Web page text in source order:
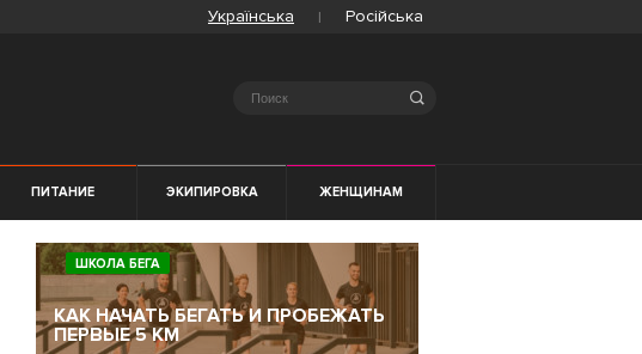
Українська Російська
Search
ПИТАНИЕ ЭКИПИРОВКА ЖЕНЩИНАМ
ШКОЛА БЕГА
КАК НАЧАТЬ БЕГАТЬ И ПРОБЕЖАТЬ
ПЕРВЫЕ 5 КМ